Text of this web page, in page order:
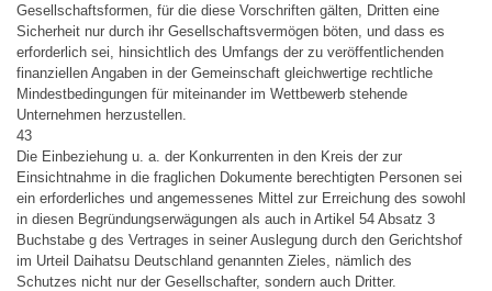
Gesellschaftsformen, für die diese Vorschriften gälten, Dritten eine
Sicherheit nur durch ihr Gesellschaftsvermögen böten, und dass es
erforderlich sei, hinsichtlich des Umfangs der zu veröffentlichenden
finanziellen Angaben in der Gemeinschaft gleichwertige rechtliche
Mindestbedingungen für miteinander im Wettbewerb stehende
Unternehmen herzustellen.
43
Die Einbeziehung u. a. der Konkurrenten in den Kreis der zur
Einsichtnahme in die fraglichen Dokumente berechtigten Personen sei
ein erforderliches und angemessenes Mittel zur Erreichung des sowohl
in diesen Begründungserwägungen als auch in Artikel 54 Absatz 3
Buchstabe g des Vertrages in seiner Auslegung durch den Gerichtshof
im Urteil Daihatsu Deutschland genannten Zieles, nämlich des
Schutzes nicht nur der Gesellschafter, sondern auch Dritter.